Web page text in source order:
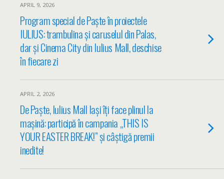
APRIL 9, 2026
Program special de Paște în proiectele
IULIUS: trambulina și caruselul din Palas,
dar și Cinema City din Iulius Mall, deschise
în fiecare zi
APRIL 2, 2026
De Paște, Iulius Mall Iași îți face plinul la
mașină: participă în campania „THIS IS
YOUR EASTER BREAK!” și câștigă premii
inedite!